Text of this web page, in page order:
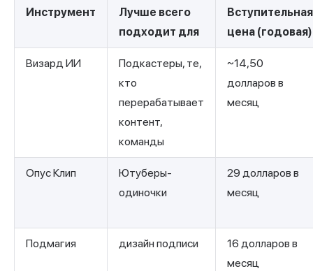
Инструмент
Лучше всего
подходит для
Вступительная
цена (годовая)
Визард ИИ
Подкастеры, те,
кто
перерабатывает
контент,
команды
~14,50
долларов в
месяц
Опус Клип
Ютуберы-
одиночки
29 долларов в
месяц
Подмагия дизайн подписи
16 долларов в
месяц